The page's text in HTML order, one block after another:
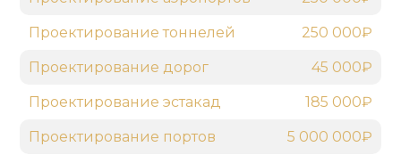
Проектирование тоннелей 250 000₽
Проектирование дорог 45 000₽
Проектирование эстакад 185 000₽
Проектирование портов 5 000 000₽